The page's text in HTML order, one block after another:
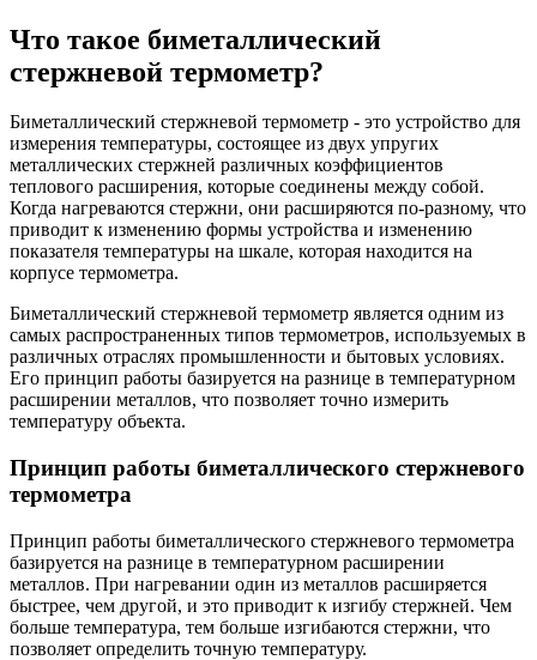
Что такое биметаллический
стержневой термометр?
Биметаллический стержневой термометр - это устройство для
измерения температуры, состоящее из двух упругих
металлических стержней различных коэффициентов
теплового расширения, которые соединены между собой.
Когда нагреваются стержни, они расширяются по-разному, что
приводит к изменению формы устройства и изменению
показателя температуры на шкале, которая находится на
корпусе термометра.
Биметаллический стержневой термометр является одним из
самых распространенных типов термометров, используемых в
различных отраслях промышленности и бытовых условиях.
Его принцип работы базируется на разнице в температурном
расширении металлов, что позволяет точно измерить
температуру объекта.
Принцип работы биметаллического стержневого
термометра
Принцип работы биметаллического стержневого термометра
базируется на разнице в температурном расширении
металлов. При нагревании один из металлов расширяется
быстрее, чем другой, и это приводит к изгибу стержней. Чем
больше температура, тем больше изгибаются стержни, что
позволяет определить точную температуру.